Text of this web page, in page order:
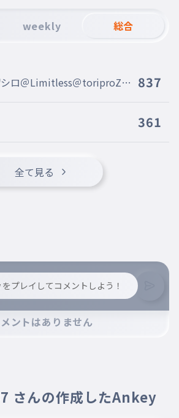
weekly 総合
ロ＠Limitless＠toriproZ＠ 837
361
全て見る
プレイしてコメントしよう！
インが必要です。
ントはありません
さんの作成したAnkey